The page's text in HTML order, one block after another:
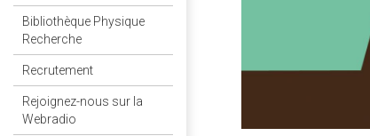
Bibliothèque Physique
Recherche
Recrutement
Rejoignez-nous sur la
Webradio